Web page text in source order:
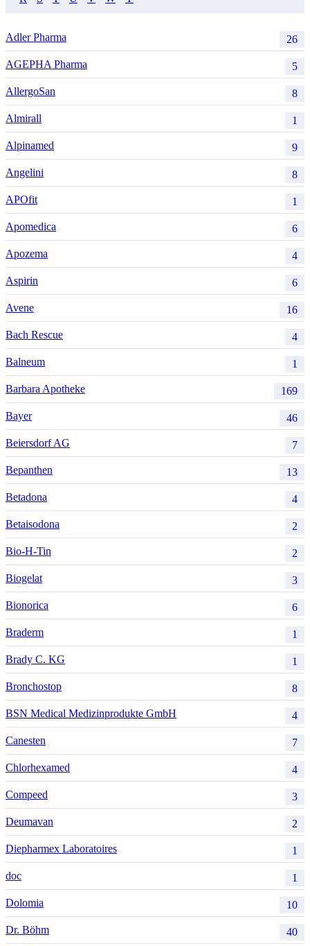
Adler Pharma 26
AGEPHA Pharma 5
AllergoSan 8
Almirall 1
Alpinamed 9
Angelini 8
APOfit 1
Apomedica 6
Apozema 4
Aspirin 6
Avene 16
Bach Rescue 4
Balneum 1
Barbara Apotheke 169
Bayer 46
Beiersdorf AG 7
Bepanthen 13
Betadona 4
Betaisodona 2
Bio-H-Tin 2
Biogelat 3
Bionorica 6
Braderm 1
Brady C. KG 1
Bronchostop 8
BSN Medical Medizinprodukte GmbH 4
Canesten 7
Chlorhexamed 4
Compeed 3
Deumavan 2
Diepharmex Laboratoires 1
doc 1
Dolomia 10
Dr. Böhm 40